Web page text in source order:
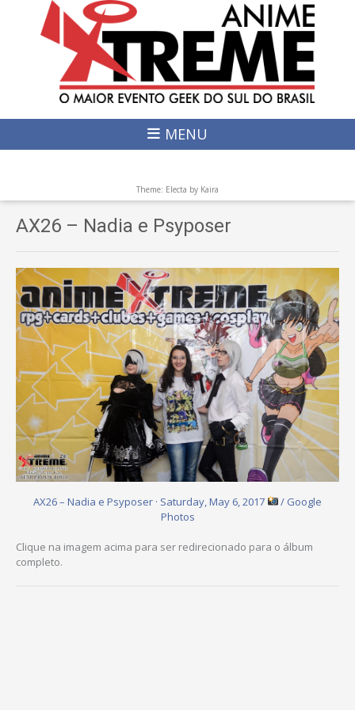
MENU
Theme: Electa by Kaira
AX26 – Nadia e Psyposer
AX26 – Nadia e Psyposer · Saturday, May 6, 2017
/ Google
Photos
Clique na imagem acima para ser redirecionado para o álbum
completo.